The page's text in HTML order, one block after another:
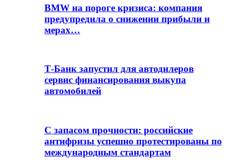
BMW на пороге кризиса: компания
предупредила о снижении прибыли и
мерах…
Т-Банк запустил для автодилеров
сервис финансирования выкупа
автомобилей
С запасом прочности: российские
антифризы успешно протестированы по
международным стандартам